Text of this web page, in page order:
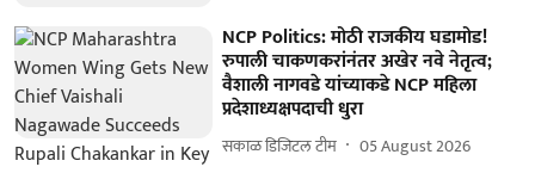
NCP Politics: मोठी राजकीय घडामोड!
रुपाली चाकणकरांनंतर अखेर नवे नेतृत्व;
वैशाली नागवडे यांच्याकडे NCP महिला
प्रदेशाध्यक्षपदाची धुरा
सकाळ डिजिटल टीम 05 August 2026